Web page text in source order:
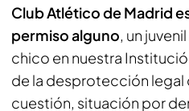
Club Atlético de Madrid
permiso alguno, un
chico en nuestra
de la desprotección legal
cuestión, situación por